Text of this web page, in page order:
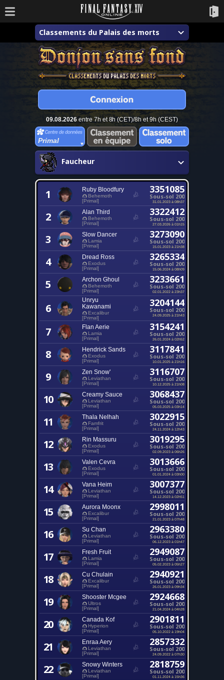
Classements du Palais des morts
09.08.2026entre 7h et 8h (CET)/8h et 9h (CEST)
Primal
Faucheur
1 Ruby Bloodfury
Behemoth
[Primal]
3351085
Sous-sol 200
31.01.2023 à 08h37
2 Alan Third
Behemoth
[Primal]
3322412
Sous-sol 200
27.03.2026 à 01h15
3 Slow Dancer
Lamia
[Primal]
3273090
Sous-sol 200
15.01.2023 à 21h38
4 Dread Ross
Exodus
[Primal]
3265334
Sous-sol 200
15.06.2024 à 08h09
5 Archon Ghoul
Behemoth
[Primal]
3233661
Sous-sol 200
02.01.2022 à 23h37
6
Unryu
Kawanami
Excalibur
[Primal]
3204144
Sous-sol 200
24.09.2025 à 21h43
7 Flan Aerie
Lamia
[Primal]
3154241
Sous-sol 200
26.01.2024 à 02h52
8 Hendrick Sands
Exodus
[Primal]
3117841
Sous-sol 200
10.01.2025 à 21h16
9 Zen Snow'
Leviathan
[Primal]
3116707
Sous-sol 200
10.12.2025 à 21h08
10 Creamy Sauce
Leviathan
[Primal]
3068437
Sous-sol 200
05.03.2025 à 03h14
11 Thala Nelhah
Famfrit
[Primal]
3022915
Sous-sol 200
24.11.2024 à 12h43
12 Rin Massuru
Exodus
[Primal]
3019295
Sous-sol 200
02.09.2023 à 06h26
13 Valen Cevra
Exodus
[Primal]
3013666
Sous-sol 200
01.01.2024 à 03h00
14 Vana Heim
Leviathan
[Primal]
3007377
Sous-sol 200
14.12.2023 à 02h51
15 Aurora Moonx
Excalibur
[Primal]
2998011
Sous-sol 200
21.01.2023 à 07h48
16 Su Chan
Leviathan
[Primal]
2963380
Sous-sol 200
06.12.2023 à 01h47
17 Fresh Fruit
Lamia
[Primal]
2949087
Sous-sol 200
05.02.2023 à 05h27
18 Cu Chulain
Excalibur
[Primal]
2940921
Sous-sol 200
26.01.2023 à 09h34
19 Shooster Mcgee
Ultros
[Primal]
2924668
Sous-sol 200
21.04.2024 à 04h28
20 Canada Kof
Hyperion
[Primal]
2901811
Sous-sol 200
05.10.2022 à 19h04
21 Enraa Aery
Leviathan
[Primal]
2857332
Sous-sol 200
24.09.2022 à 07h30
22 Snowy Winters
Leviathan
[Primal]
2818759
Sous-sol 200
01.11.2024 à 15h36